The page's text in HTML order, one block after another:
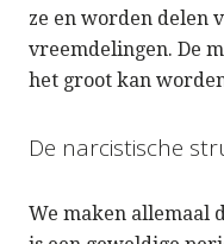
ze en worden delen
vreemdelingen. De
het groot kan
De narcistische
We maken allemaal